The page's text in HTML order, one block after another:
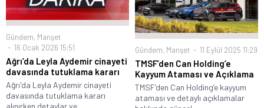
Gündem, Manşet
16 Ocak 2026 15:51
Ağrı’da Leyla Aydemir cinayeti
davasında tutuklama kararı
Ağrı'da Leyla Aydemir cinayeti
davasında tutuklama kararı
alınırken detaylar ve...
Gündem, Manşet 11 Eylül 2025 11:29
TMSF’den Can Holding’e
Kayyum Ataması ve Açıklama
TMSF’den Can Holding’e kayyum
ataması ve detaylı açıklamalar